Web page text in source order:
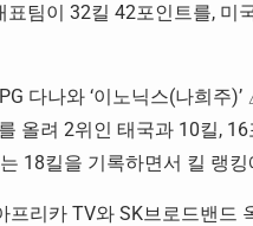
팀이 32킬 42포인트를, 미
다나와 ‘이노닉스(나희주
올려 2위인 태국과 10킬,
18킬을 기록하면서 킬 랭
리카 TV와 SK브로드밴드